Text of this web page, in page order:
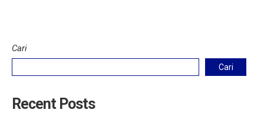
Cari
Cari
Recent Posts